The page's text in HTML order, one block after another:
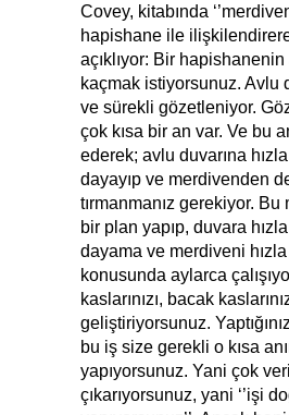
Covey, kitabında
hapishane ile
açıklıyor: Bir
kaçmak istiyorsunuz. Avlu
ve sürekli gözetleniyor.
çok kısa bir an var. Ve bu
ederek; avlu duvarına
dayayıp ve merdivenden
tırmanmanız gerekiyor. Bu
bir plan yapıp, duvara
dayama ve merdiveni hızla
konusunda aylarca
kaslarınızı, bacak
geliştiriyorsunuz.
bu iş size gerekli o kısa
yapıyorsunuz. Yani çok
çıkarıyorsunuz, yani ‘’işi